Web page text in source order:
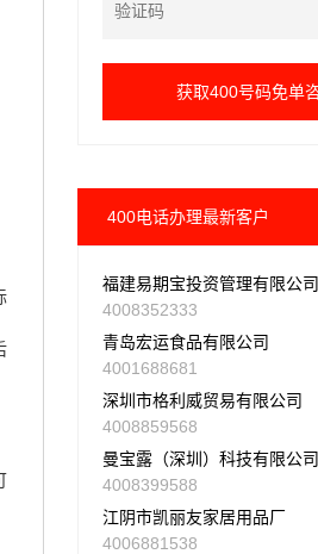
400电话办理最新客户
福建易期宝投资管理有限公司
4008352333
青岛宏运食品有限公司
4001688681
深圳市格利威贸易有限公司
4008859568
曼宝露（深圳）科技有限公司
4008399588
江阴市凯丽友家居用品厂
4006881538